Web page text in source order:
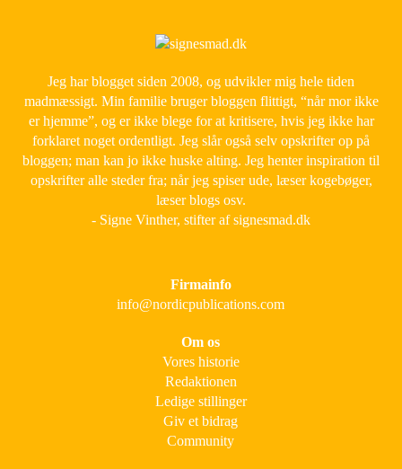
Jeg har blogget siden 2008, og udvikler mig hele tiden
madmæssigt. Min familie bruger bloggen flittigt, “når mor ikke
er hjemme”, og er ikke blege for at kritisere, hvis jeg ikke har
forklaret noget ordentligt. Jeg slår også selv opskrifter op på
bloggen; man kan jo ikke huske alting. Jeg henter inspiration til
opskrifter alle steder fra; når jeg spiser ude, læser kogebøger,
læser blogs osv.
- Signe Vinther, stifter af signesmad.dk
Firmainfo
info@nordicpublications.com
Om os
Vores historie
Redaktionen
Ledige stillinger
Giv et bidrag
Community